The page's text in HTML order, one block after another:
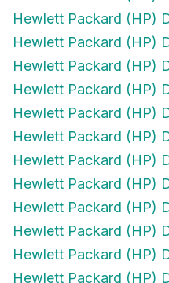
Hewlett Packard (HP)
Hewlett Packard (HP)
Hewlett Packard (HP)
Hewlett Packard (HP)
Hewlett Packard (HP)
Hewlett Packard (HP)
Hewlett Packard (HP)
Hewlett Packard (HP)
Hewlett Packard (HP)
Hewlett Packard (HP)
Hewlett Packard (HP)
Hewlett Packard (HP)